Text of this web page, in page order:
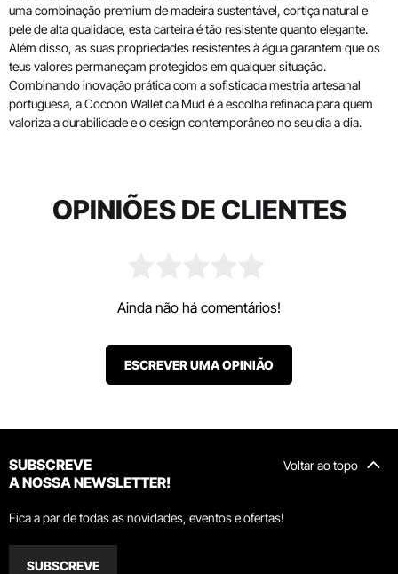
uma combinação premium de madeira sustentável, cortiça natural e
pele de alta qualidade, esta carteira é tão resistente quanto elegante.
Além disso, as suas propriedades resistentes à água garantem que os
teus valores permaneçam protegidos em qualquer situação.
Combinando inovação prática com a sofisticada mestria artesanal
portuguesa, a Cocoon Wallet da Mud é a escolha refinada para quem
valoriza a durabilidade e o design contemporâneo no seu dia a dia.
OPINIÕES DE CLIENTES
Ainda não há comentários!
ESCREVER UMA OPINIÃO
Voltar ao topo
SUBSCREVE
A NOSSA NEWSLETTER!
Fica a par de todas as novidades, eventos e ofertas!
SUBSCREVE